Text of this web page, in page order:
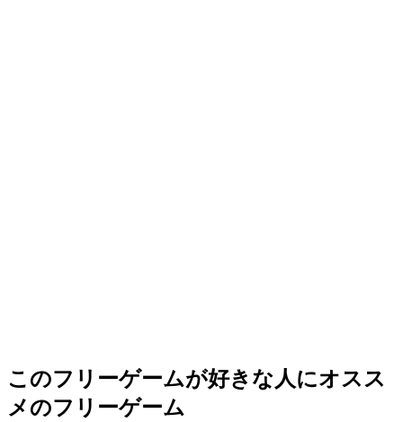
このフリーゲームが好きな人にオスス
メのフリーゲーム